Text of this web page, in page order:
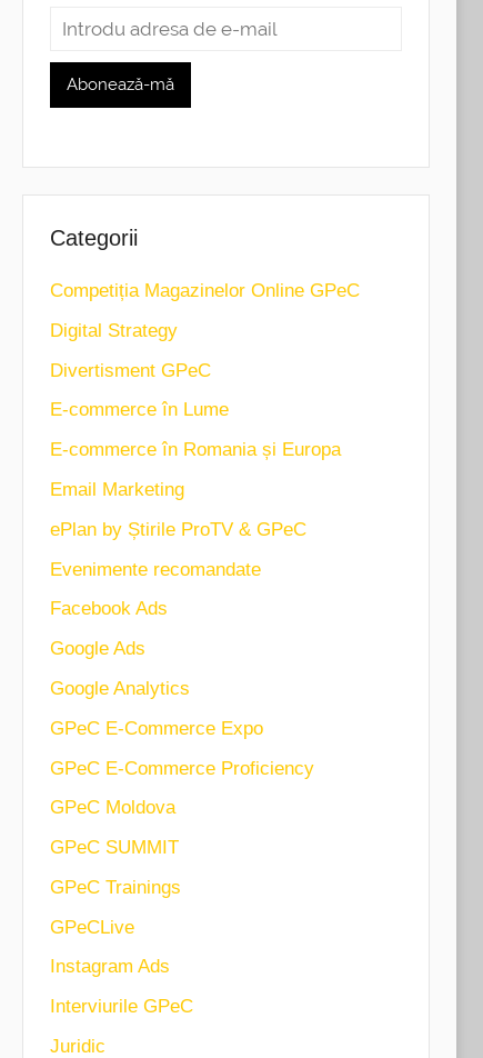
Categorii
Competiția Magazinelor Online GPeC
Digital Strategy
Divertisment GPeC
E-commerce în Lume
E-commerce în Romania și Europa
Email Marketing
ePlan by Știrile ProTV & GPeC
Evenimente recomandate
Facebook Ads
Google Ads
Google Analytics
GPeC E-Commerce Expo
GPeC E-Commerce Proficiency
GPeC Moldova
GPeC SUMMIT
GPeC Trainings
GPeCLive
Instagram Ads
Interviurile GPeC
Juridic